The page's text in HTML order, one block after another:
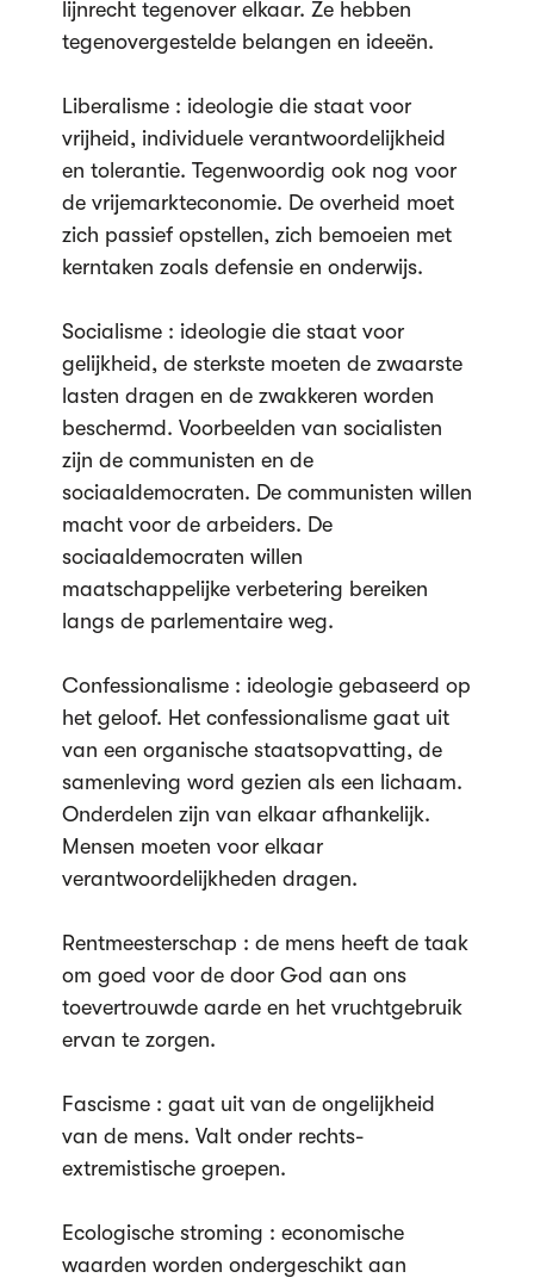
lijnrecht tegenover elkaar. Ze hebben
tegenovergestelde belangen en ideeën.
Liberalisme : ideologie die staat voor
vrijheid, individuele verantwoordelijkheid
en tolerantie. Tegenwoordig ook nog voor
de vrijemarkteconomie. De overheid moet
zich passief opstellen, zich bemoeien met
kerntaken zoals defensie en onderwijs.
Socialisme : ideologie die staat voor
gelijkheid, de sterkste moeten de zwaarste
lasten dragen en de zwakkeren worden
beschermd. Voorbeelden van socialisten
zijn de communisten en de
sociaaldemocraten. De communisten willen
macht voor de arbeiders. De
sociaaldemocraten willen
maatschappelijke verbetering bereiken
langs de parlementaire weg.
Confessionalisme : ideologie gebaseerd op
het geloof. Het confessionalisme gaat uit
van een organische staatsopvatting, de
samenleving word gezien als een lichaam.
Onderdelen zijn van elkaar afhankelijk.
Mensen moeten voor elkaar
verantwoordelijkheden dragen.
Rentmeesterschap : de mens heeft de taak
om goed voor de door God aan ons
toevertrouwde aarde en het vruchtgebruik
ervan te zorgen.
Fascisme : gaat uit van de ongelijkheid
van de mens. Valt onder rechts-
extremistische groepen.
Ecologische stroming : economische
waarden worden ondergeschikt aan